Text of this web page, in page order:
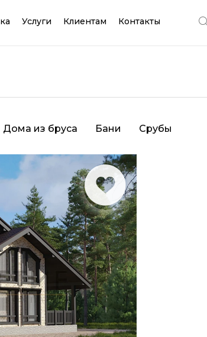
Услуги Клиентам Контакты
Дома из бруса Бани Срубы